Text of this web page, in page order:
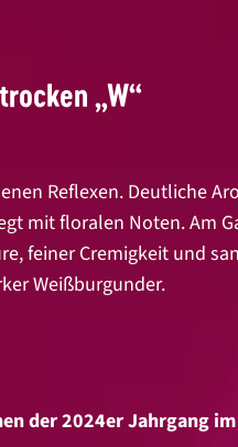
„W“
Reflexen. Deutliche
mit floralen Noten. Am
feiner Cremigkeit und
Weißburgunder.
der 2024er Jahrgang